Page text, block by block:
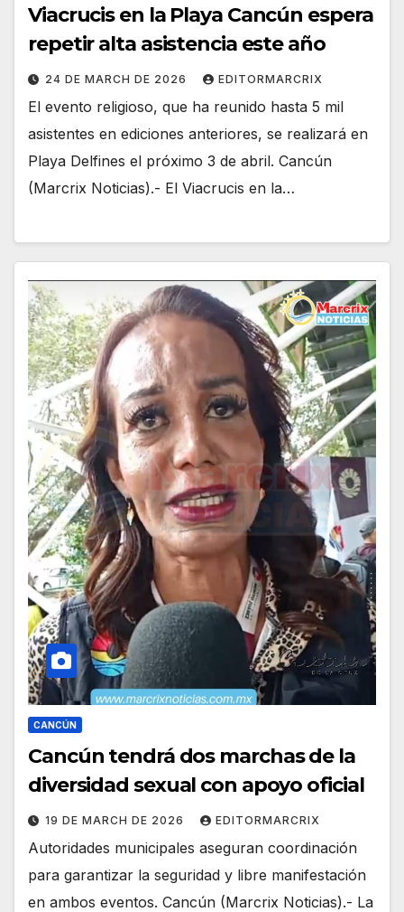
Viacrucis en la Playa Cancún espera
repetir alta asistencia este año
24 DE MARCH DE 2026 EDITORMARCRIX
El evento religioso, que ha reunido hasta 5 mil
asistentes en ediciones anteriores, se realizará en
Playa Delfines el próximo 3 de abril. Cancún
(Marcrix Noticias).- El Viacrucis en la…
CANCÚN
Cancún tendrá dos marchas de la
diversidad sexual con apoyo oficial
19 DE MARCH DE 2026 EDITORMARCRIX
Autoridades municipales aseguran coordinación
para garantizar la seguridad y libre manifestación
en ambos eventos. Cancún (Marcrix Noticias).- La